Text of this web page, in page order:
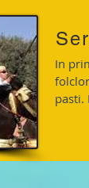
In
pasti.